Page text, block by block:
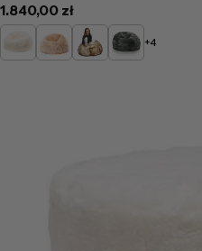
Cena
regularna
1.840,00 zł
KremowaCappucinoMiodowo
Beżowa
Szara +4